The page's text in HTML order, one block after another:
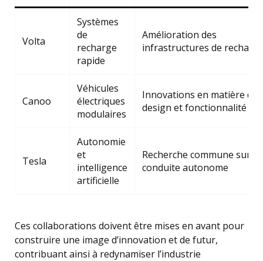
Volta
Systèmes
de
recharge
rapide
Amélioration des
infrastructures de
Canoo
Véhicules
électriques
modulaires
Innovations en matière de
design et fonctionnalité
Tesla
Autonomie
et
intelligence
artificielle
Recherche commune sur la
conduite autonome
Ces collaborations doivent être mises en avant pour
construire une image d’innovation et de futur,
contribuant ainsi à redynamiser l’industrie